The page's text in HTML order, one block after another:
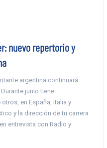
nuevo repertorio y
argentina continuará
junio tiene
en España, Italia y
y la dirección de tu carrera
entrevista con Radio y